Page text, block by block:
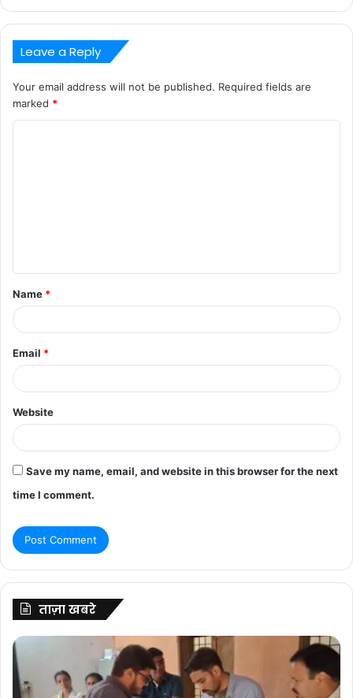
Leave a Reply
Your email address will not be published. Required fields are
marked *
t
*
Name *
Email *
Website
Save my name, email, and website in this browser for the next
time I comment.
ताज़ा खबरे